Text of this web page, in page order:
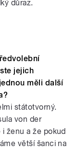
důraz.
jejich
měli další
státotvorný.
von der
ženu a že pokud
větší šanci na